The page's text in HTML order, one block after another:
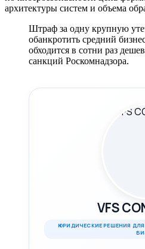
архитектуры систем и объема
Штраф за одну крупную
обанкротить средний
обходится в сотни раз
санкций Роскомнадзора.
VFS
ЮРИДИЧЕСКИЕ РЕШЕНИЯ